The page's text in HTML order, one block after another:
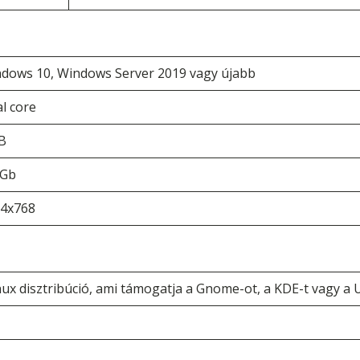
10, Windows Server 2019 vagy újabb
core
disztribúció, ami támogatja a Gnome-ot, a KDE-t vagy a